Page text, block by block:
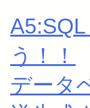
う！！
データ